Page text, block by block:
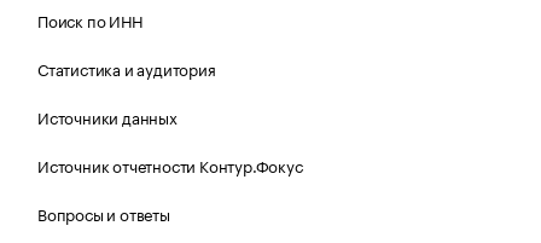
Поиск по ИНН
Статистика и аудитория
Источники данных
Источник отчетности Контур.Фокус
Вопросы и ответы